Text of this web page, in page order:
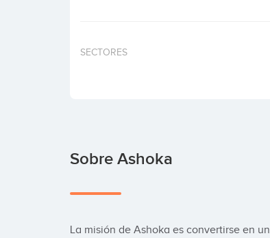
SECTORES
Sobre Ashoka
La misión de Ashoka es convertirse en